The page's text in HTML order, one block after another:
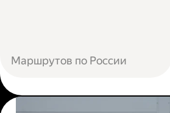
Маршрутов по России